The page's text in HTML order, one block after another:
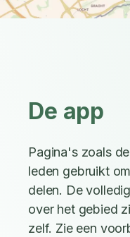
De app
Pagina's zoals
leden gebruikt
delen. De
over het gebied
zelf. Zie een